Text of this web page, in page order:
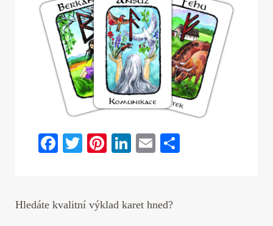
Fa
ok
T
r
Pi
es
Li
In
E
Hledáte kvalitní výklad karet hned?